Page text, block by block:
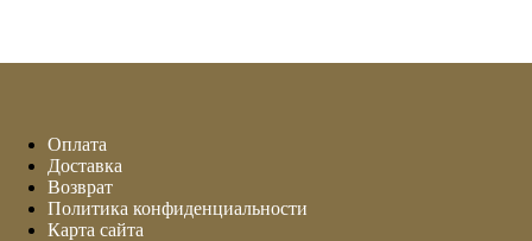
Оплата
Доставка
Возврат
Политика конфиденциальности
Карта сайта